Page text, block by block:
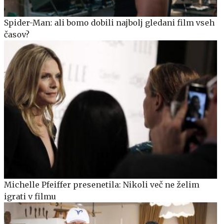
Spider-Man: ali bomo dobili najbolj gledani film vseh
časov?
Michelle Pfeiffer presenetila: Nikoli več ne želim
igrati v filmu